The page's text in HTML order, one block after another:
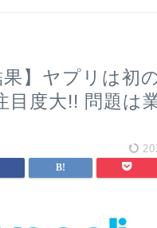
果】ヤプリは初
目度大!! 問題は